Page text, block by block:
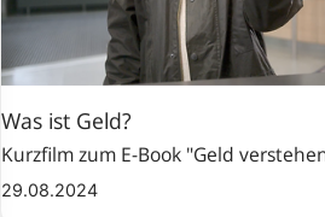
Was ist Geld?
Kurzfilm zum E-Book "Geld
29.08.2024